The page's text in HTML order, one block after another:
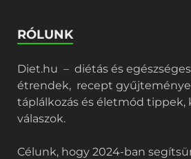
RÓLUNK
Diet.hu – diétás és
étrendek, recept
táplálkozás és életmód tippek,
válaszok.
Célunk, hogy 2024-ban